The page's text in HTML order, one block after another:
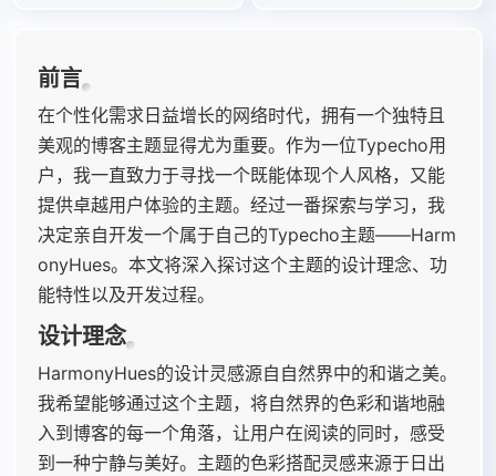
前言
在个性化需求日益增长的网络时代，拥有一个独特且
美观的博客主题显得尤为重要。作为一位Typecho用
户，我一直致力于寻找一个既能体现个人风格，又能
提供卓越用户体验的主题。经过一番探索与学习，我
决定亲自开发一个属于自己的Typecho主题——Harm
onyHues。本文将深入探讨这个主题的设计理念、功
能特性以及开发过程。
设计理念
HarmonyHues的设计灵感源自自然界中的和谐之美。
我希望能够通过这个主题，将自然界的色彩和谐地融
入到博客的每一个角落，让用户在阅读的同时，感受
到一种宁静与美好。主题的色彩搭配灵感来源于日出